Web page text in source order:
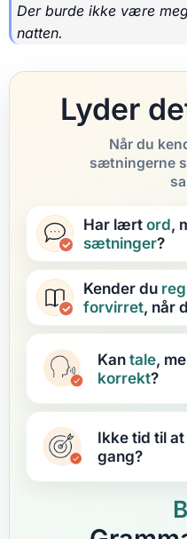
Der burde ikke være
natten.
Lyder
Når du
sætningerne
Har lærtord,
sætninger?
Kender du
forvirret, når
Kantale,
korrekt?
Ikke tid til at
gang?